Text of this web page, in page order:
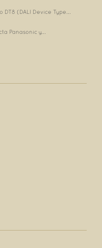
DT8 (DALI Device Type...
Panasonic y...